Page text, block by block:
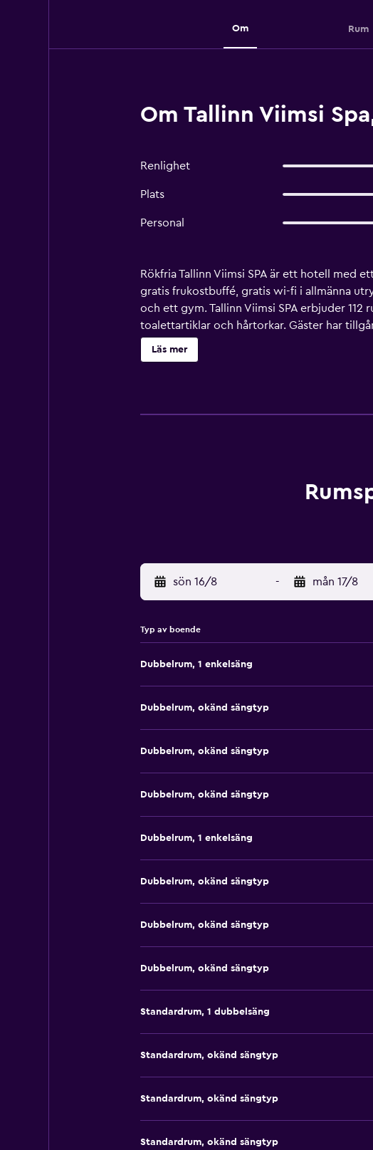
Om Rum
Om Tallinn Viimsi
Renlighet
Plats
Personal
Rökfria Tallinn Viimsi SPA är ett hotell med
gratis frukostbuffé, gratis wi-fi i allmänna
och ett gym. Tallinn Viimsi SPA erbjuder
toalettartiklar och hårtorkar. Gäster har
strykjärn/strykbräda kan fås på begäran.
barnpool finns på området. Här finns även
Läs mer
sön 16/8 - mån 17/8
Typ av boende
Dubbelrum, 1 enkelsäng
Dubbelrum, okänd sängtyp
Dubbelrum, okänd sängtyp
Dubbelrum, okänd sängtyp
Dubbelrum, 1 enkelsäng
Dubbelrum, okänd sängtyp
Dubbelrum, okänd sängtyp
Dubbelrum, okänd sängtyp
Standardrum, 1 dubbelsäng
Standardrum, okänd sängtyp
Standardrum, okänd sängtyp
Standardrum, okänd sängtyp